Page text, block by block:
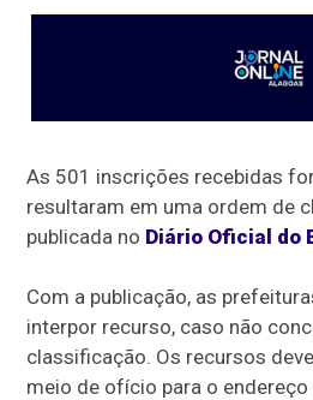
As 501 inscrições recebidas
resultaram em uma ordem de
publicada no Diário Oficial do
Com a publicação, as
interpor recurso, caso não
classificação. Os recursos
meio de ofício para o